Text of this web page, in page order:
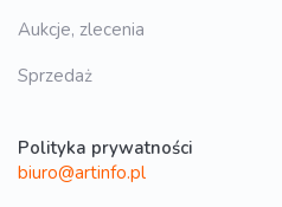
Aukcje, zlecenia
Sprzedaż
Polityka prywatności
biuro@artinfo.pl